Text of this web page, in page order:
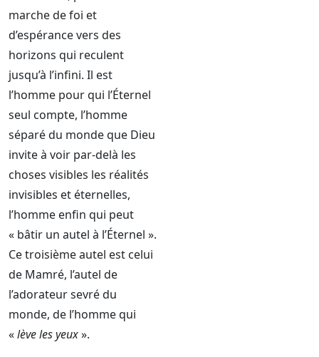
marche de foi et
d’espérance vers des
horizons qui reculent
jusqu’à l’infini. Il est
l’homme pour qui l’Éternel
seul compte, l’homme
séparé du monde que Dieu
invite à voir par-delà les
choses visibles les réalités
invisibles et éternelles,
l’homme enfin qui peut
« bâtir un autel à l’Éternel ».
Ce troisième autel est celui
de Mamré, l’autel de
l’adorateur sevré du
monde, de l’homme qui
«lève les yeux».